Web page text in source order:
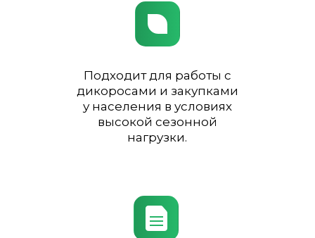
Подходит для работы с
дикоросами и закупками
у населения в условиях
высокой сезонной
нагрузки.